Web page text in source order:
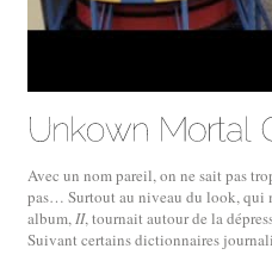
Avec un nom pareil, on ne sait pas
pas… Surtout au niveau du look, qui
album,II, tournait autour de la
Suivant certains dictionnaires